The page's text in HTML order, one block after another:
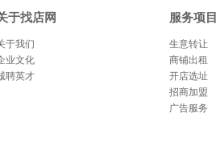
于找店网
于我们
业文化
聘英才
服务项目
生意转让
商铺出租
开店选址
招商加盟
广告服务